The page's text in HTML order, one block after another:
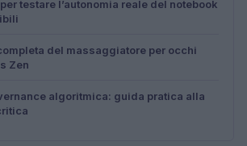
testare l’autonomia reale del notebook
del massaggiatore per occhi
Zen
algoritmica: guida pratica alla